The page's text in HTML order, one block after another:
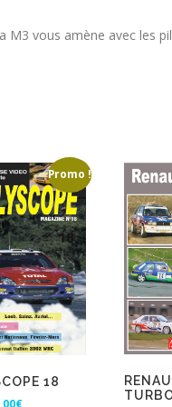
vous amène avec les
Promo !
18
€L